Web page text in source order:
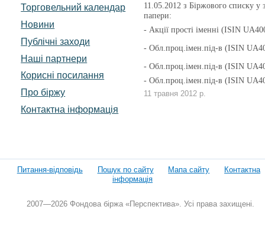
Торговельний календар
Новини
Публічні заходи
Наші партнери
Корисні посилання
Про біржу
Контактна інформація
11.05.2012 з Біржового списку у
папери:
- Акції прості іменні (ISIN
- Обл.проц.імен.під-в (ISIN
- Обл.проц.імен.під-в (ISIN
- Обл.проц.імен.під-в (ISIN
11 травня 2012 р.
Питання-відповідь Пошук по сайту Мапа сайту
Контактна
інформація
2007—2026 Фондова біржа «Перспектива». Усі права захищені.